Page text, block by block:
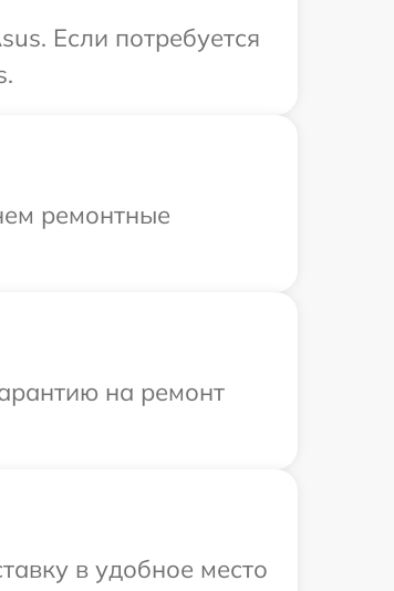
Если потребуется
ремонтные
на ремонт
в удобное место